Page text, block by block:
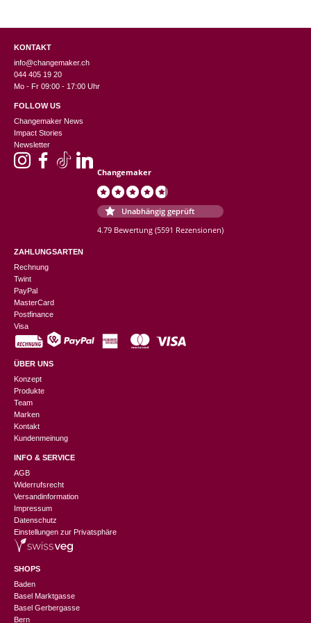
KONTAKT
info@changemaker.ch
044 405 19 20
Mo - Fr 09:00 - 17:00 Uhr
FOLLOW US
Changemaker News
Impact Stories
Newsletter
Changemaker
Unabhängig geprüft
4.79 Bewertung (5591 Rezensionen)
ZAHLUNGSARTEN
Rechnung
Twint
PayPal
MasterCard
Postfinance
Visa
ÜBER UNS
Konzept
Produkte
Team
Marken
Kontakt
Kundenmeinung
INFO & SERVICE
AGB
Widerrufsrecht
Versandinformation
Impressum
Datenschutz
Einstellungen zur Privatsphäre
SHOPS
Baden
Basel Marktgasse
Basel Gerbergasse
Bern